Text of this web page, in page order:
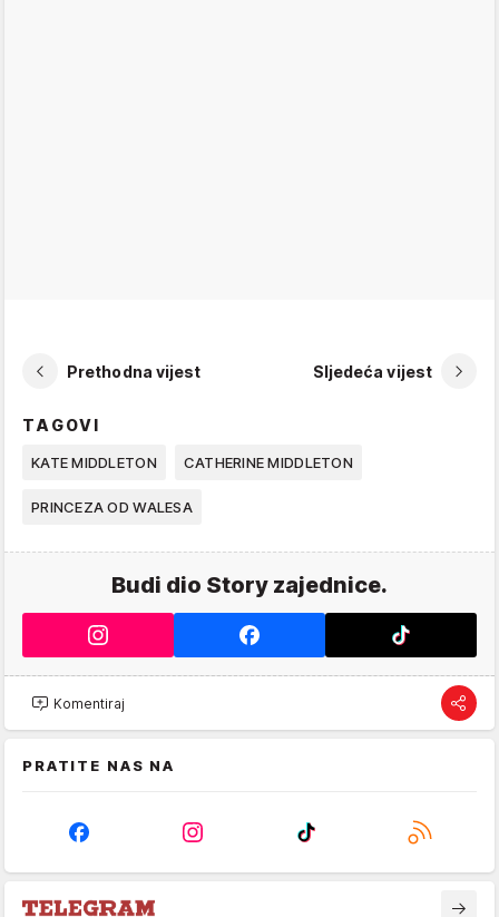
Prethodna vijest Sljedeća vijest
TAGOVI
KATE MIDDLETON CATHERINE MIDDLETON
PRINCEZA OD WALESA
Budi dio Story zajednice.
Komentiraj
PRATITE NAS NA